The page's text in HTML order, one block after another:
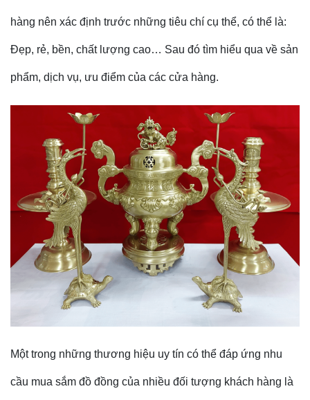
hàng nên xác định trước những tiêu chí cụ thể, có thể là:
Đẹp, rẻ, bền, chất lượng cao… Sau đó tìm hiểu qua về sản
phẩm, dịch vụ, ưu điểm của các cửa hàng.
Một trong những thương hiệu uy tín có thể đáp ứng nhu
cầu mua sắm đồ đồng của nhiều đối tượng khách hàng là